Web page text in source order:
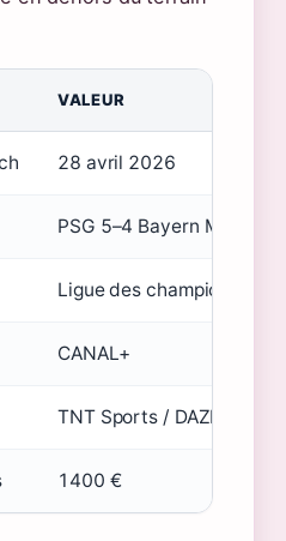
VALEUR
28 avril 2026
PSG 5–4 Bayern Munich
Ligue des champions,
CANAL+
TNT Sports / DAZN
1400 €